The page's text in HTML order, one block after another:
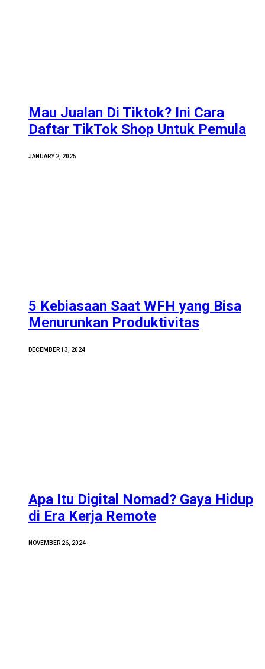
Mau Jualan Di Tiktok? Ini Cara
Daftar TikTok Shop Untuk Pemula
JANUARY 2, 2025
5 Kebiasaan Saat WFH yang Bisa
Menurunkan Produktivitas
DECEMBER 13, 2024
Apa Itu Digital Nomad? Gaya Hidup
di Era Kerja Remote
NOVEMBER 26, 2024